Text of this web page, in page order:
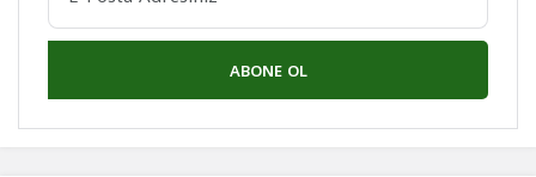
ABONE OL